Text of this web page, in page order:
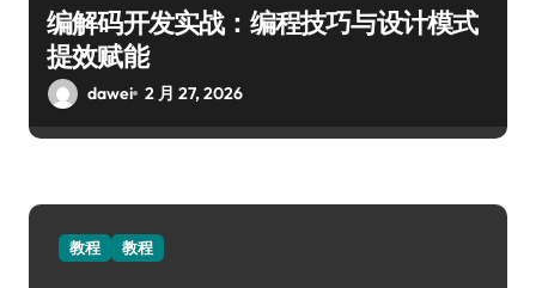
编解码开发实战：编程技巧与设计模式
提效赋能
dawei 2 月 27, 2026
教程 教程